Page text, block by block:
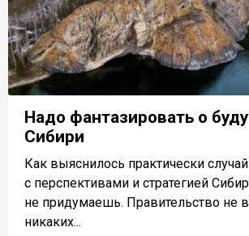
Надо фантазировать о
Сибири
Как выяснилось практически
с перспективами и стратегией
не придумаешь. Правительство не
никаких...